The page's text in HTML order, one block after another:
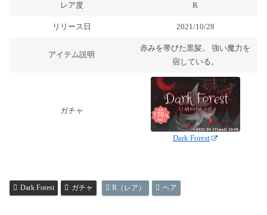
レア度 R
リリース日 2021/10/28
アイテム説明
赤みを帯びた黒髪。 強い魔力を
宿している。
ガチャ
Dark Forest
Dark Forest ガチャ R（レア） ヘア